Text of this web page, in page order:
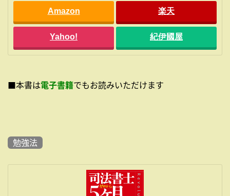
Amazon 楽天
Yahoo! 紀伊國屋
■本書は電子書籍でもお読みいただけます
勉強法